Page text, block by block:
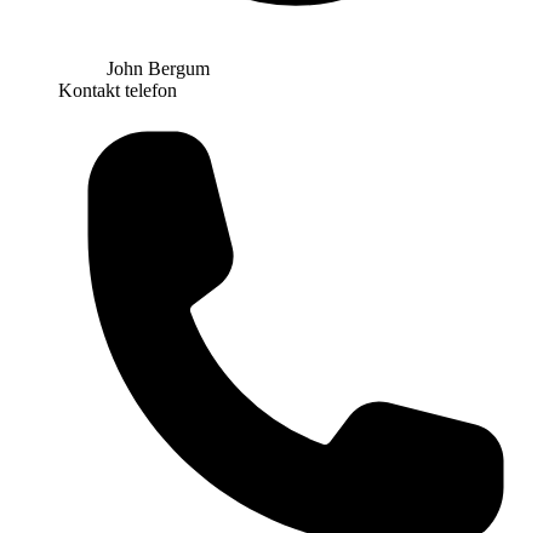
John Bergum
Kontakt telefon